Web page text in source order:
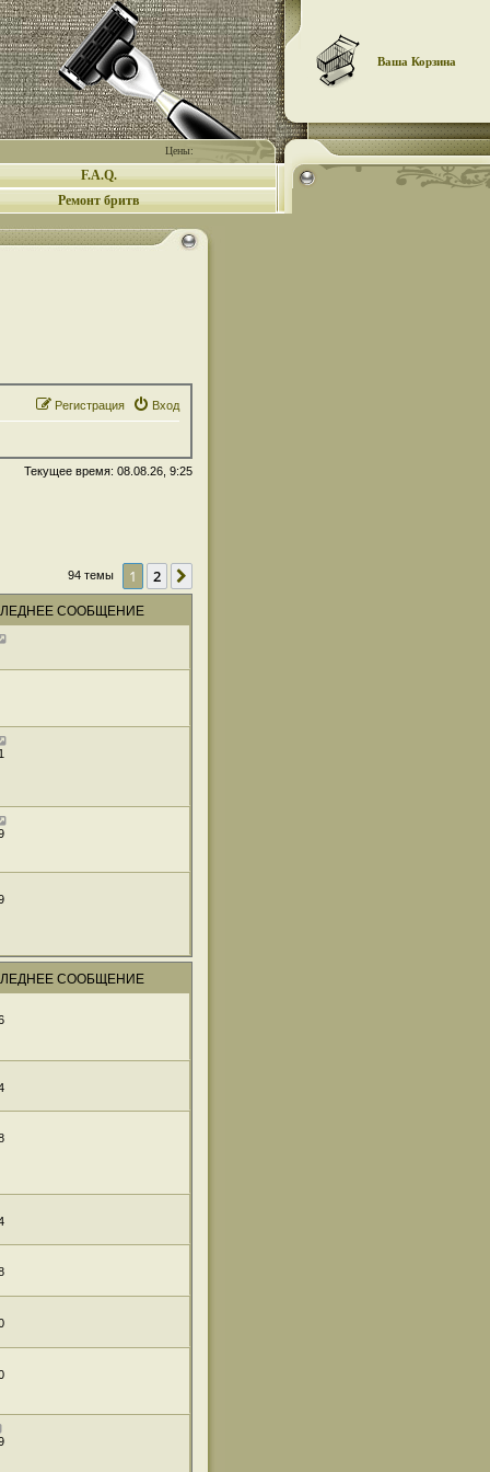
Цены:
Ваша Корзина
F.A.Q.
Ремонт бритв
Вход
Регистрация
Текущее время: 08.08.26, 9:25
94 темы 1 2
СООБЩЕНИЕ
СООБЩЕНИЕ